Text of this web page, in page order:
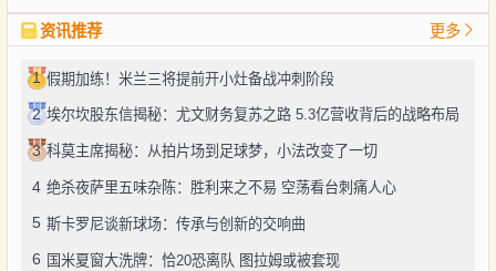
资讯推荐 更多
1 假期加练！米兰三将提前开小灶备战冲刺阶段
2 埃尔坎股东信揭秘：尤文财务复苏之路 5.3亿营收背后的战略布局
3 科莫主席揭秘：从拍片场到足球梦，小法改变了一切
4 绝杀夜萨里五味杂陈：胜利来之不易 空荡看台刺痛人心
5 斯卡罗尼谈新球场：传承与创新的交响曲
6 国米夏窗大洗牌：恰20恐离队 图拉姆或被套现